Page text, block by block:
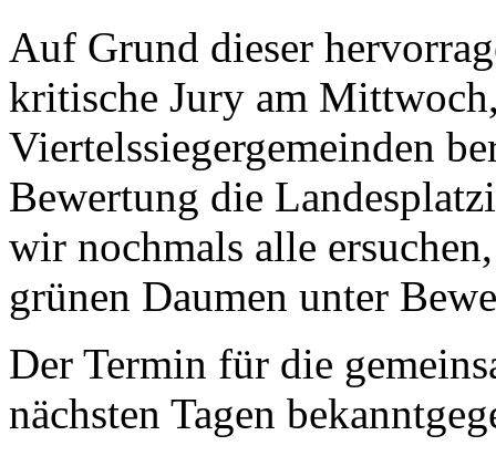
Auf Grund dieser
kritische Jury am
Viertelssiegergemeinden
Bewertung die
wir nochmals alle
grünen Daumen unter
Der Termin für die
nächsten Tagen